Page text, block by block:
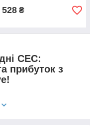
528 ₴
СЕС:
прибуток з